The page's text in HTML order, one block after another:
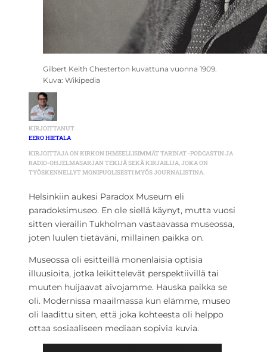
Gilbert Keith Chesterton kuvattuna vuonna 1909.
Kuva: Wikipedia
KIRJOITTANUT
EERO HIETALA
KIRJOITTAJA ON KIRKON IHMEELLISIMMÄT TARINAT -PODCASTIN JA
RADIO-OHJELMASARJAN TEKIJÄ SEKÄ KIRJAILIJA, JOKA ON
TYÖSKENNELLYT MONIPUOLISESTI MYÖS JOURNALISTINA.
Helsinkiin aukesi Paradox Museum eli
paradoksimuseo. En ole siellä käynyt, mutta vuosi
sitten vierailin Tukholman vastaavassa museossa,
joten luulen tietäväni, millainen paikka on.
Museossa oli esitteillä monenlaisia optisia
illuusioita, jotka leikittelevät perspektiivillä tai
muuten huijaavat aivojamme. Hauska paikka se
oli. Modernissa maailmassa kun elämme, museo
oli laadittu siten, että joka kohteesta oli helppo
ottaa sosiaaliseen mediaan sopivia kuvia.